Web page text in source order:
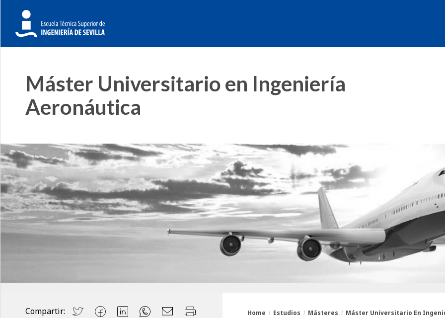
Máster Universitario en Ingeniería
Aeronáutica
Home Estudios Másteres Máster Universitario En
Compartir: